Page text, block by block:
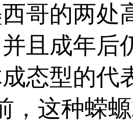
哥的两处
且成年后
态型的代
，这种蝾